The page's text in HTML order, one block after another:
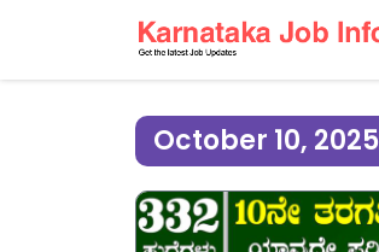
October 10, 2025